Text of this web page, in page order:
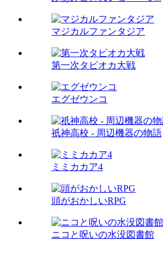
マジカルファンタジア
第一次タピオカ大戦
エグゼウンコ
祇神高校 - 周辺機器の物語
ミミカカア4
頭がおかしいRPG
ニコと呪いの水没図書館